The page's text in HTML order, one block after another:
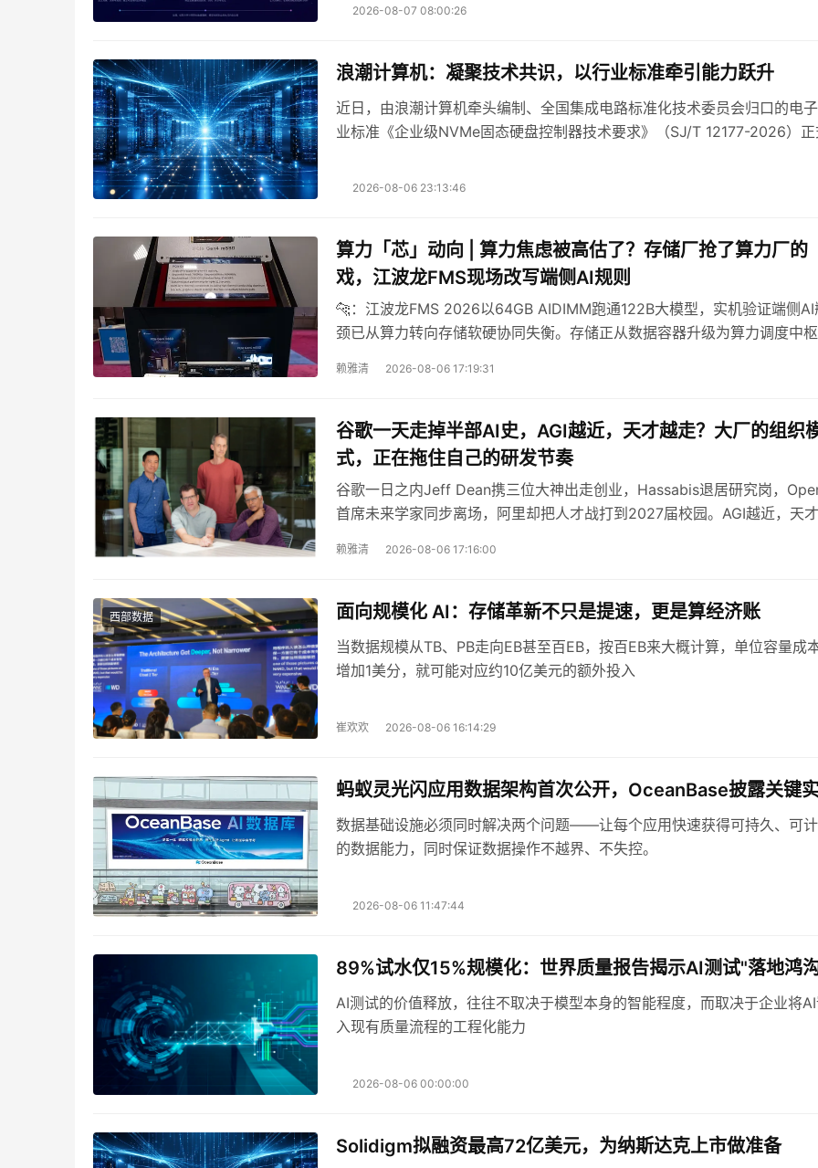
2026-08-07 08:00:26
浪潮计算机：凝聚技术共识，以行业标准牵引能力跃升
近日，由浪潮计算机牵头编制、全国集成电路标准化技术委员会归口的电
业标准《企业级NVMe固态硬盘控制器技术要求》（SJ/T 12177-2026）
2026-08-06 23:13:46
算力「芯」动向 | 算力焦虑被高估了？存储厂抢了算力厂的
戏，江波龙FMS现场改写端侧AI规则
🐆：江波龙FMS 2026以64GB AIDIMM跑通122B大模型，实机验证端侧AI
颈已从算力转向存储软硬协同失衡。存储正从数据容器升级为算力调度中枢
赖雅清 2026-08-06 17:19:31
谷歌一天走掉半部AI史，AGI越近，天才越走？大厂的组织
式，正在拖住自己的研发节奏
谷歌一日之内Jeff Dean携三位大神出走创业，Hassabis退居研究岗，
首席未来学家同步离场，阿里却把人才战打到2027届校园。AGI越近，天
赖雅清 2026-08-06 17:16:00
西部数据 面向规模化 AI：存储革新不只是提速，更是算经济账
当数据规模从TB、PB走向EB甚至百EB，按百EB来大概计算，单位容量成
增加1美分，就可能对应约10亿美元的额外投入
崔欢欢 2026-08-06 16:14:29
蚂蚁灵光闪应用数据架构首次公开，OceanBase披露关键
数据基础设施必须同时解决两个问题——让每个应用快速获得可持久、可
的数据能力，同时保证数据操作不越界、不失控。
2026-08-06 11:47:44
89%试水仅15%规模化：世界质量报告揭示AI测试"落地鸿
AI测试的价值释放，往往不取决于模型本身的智能程度，而取决于企业将
入现有质量流程的工程化能力
2026-08-06 00:00:00
Solidigm拟融资最高72亿美元，为纳斯达克上市做准备